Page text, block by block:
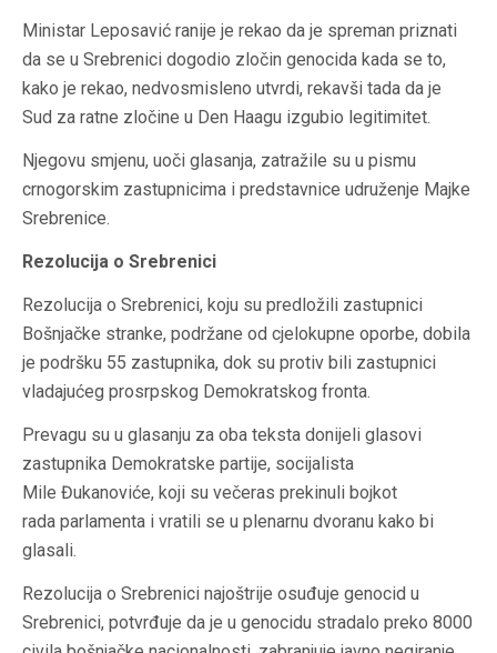
Ministar Leposavić ranije je rekao da je spreman priznati
da se u Srebrenici dogodio zločin genocida kada se to,
kako je rekao, nedvosmisleno utvrdi, rekavši tada da je
Sud za ratne zločine u Den Haagu izgubio legitimitet.
Njegovu smjenu, uoči glasanja, zatražile su u pismu
crnogorskim zastupnicima i predstavnice udruženje Majke
Srebrenice.
Rezolucija o Srebrenici
Rezolucija o Srebrenici, koju su predložili zastupnici
Bošnjačke stranke, podržane od cjelokupne oporbe, dobila
je podršku 55 zastupnika, dok su protiv bili zastupnici
vladajućeg prosrpskog Demokratskog fronta.
Prevagu su u glasanju za oba teksta donijeli glasovi
zastupnika Demokratske partije, socijalista
Mile Đukanoviće, koji su večeras prekinuli bojkot
rada parlamenta i vratili se u plenarnu dvoranu kako bi
glasali.
Rezolucija o Srebrenici najoštrije osuđuje genocid u
Srebrenici, potvrđuje da je u genocidu stradalo preko 8000